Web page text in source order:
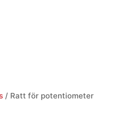
/ Ratt för potentiometer